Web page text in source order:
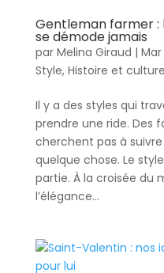
Gentleman farmer :
se démode jamais
par Melina Giraud | Mar
Style, Histoire et culture
Il y a des styles qui
prendre une ride. Des
cherchent pas à
quelque chose. Le
partie. À la croisée du
l’élégance...